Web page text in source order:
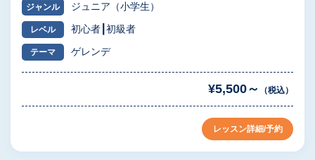
ジャンル ジュニア（小学生）
レベル 初心者 初級者
テーマ ゲレンデ
¥5,500～ （税込）
レッスン詳細/予約